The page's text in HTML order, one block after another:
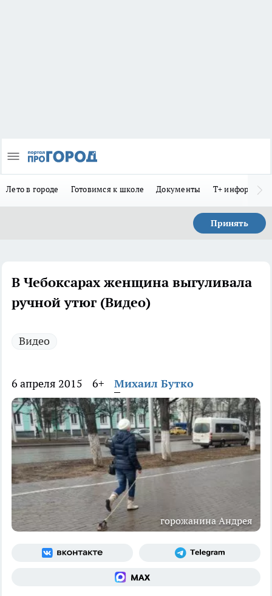
Лето в городе Готовимся к школе Документы Т+
Принять
В Чебоксарах женщина выгуливала
ручной утюг (Видео)
Видео
6 апреля 2015 6+ Михаил Бутко
горожанина Андрея